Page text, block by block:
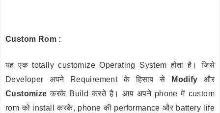
Custom Rom :
यह एक totally customize Operating System होता है। जिसे
Developer अपने Requirement के हिसाब से
Modify और
Customize करके Build करते है। आप अपने phone में custom
rom को install करके, phone की performance और battery life